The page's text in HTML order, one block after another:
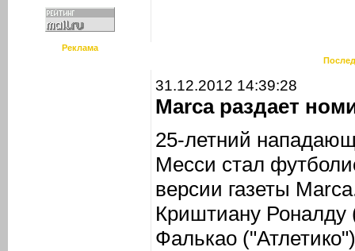
Реклама
31.12.2012 14:39:28
Marca раздает
25-летний
Месси стал
версии газеты
Криштиану
Фалькао